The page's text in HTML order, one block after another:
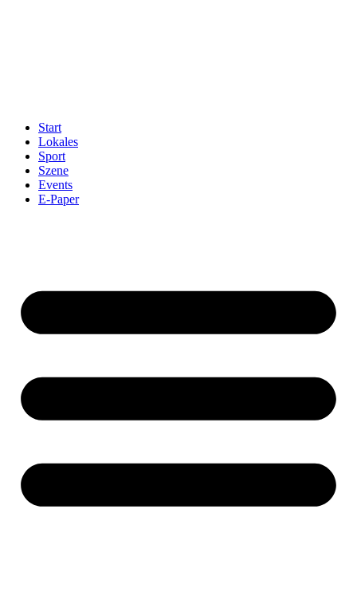
Start
Lokales
Sport
Szene
Events
E-Paper